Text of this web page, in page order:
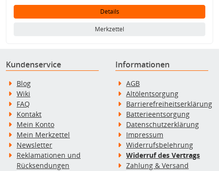
Details
Merkzettel
Kundenservice
Blog
Wiki
FAQ
Kontakt
Mein Konto
Mein Merkzettel
Newsletter
Reklamationen und
Rücksendungen
Informationen
AGB
Altölentsorgung
Barrierefreiheitserklärung
Batterieentsorgung
Datenschutzerklärung
Impressum
Widerrufsbelehrung
Widerruf des Vertrags
Zahlung & Versand